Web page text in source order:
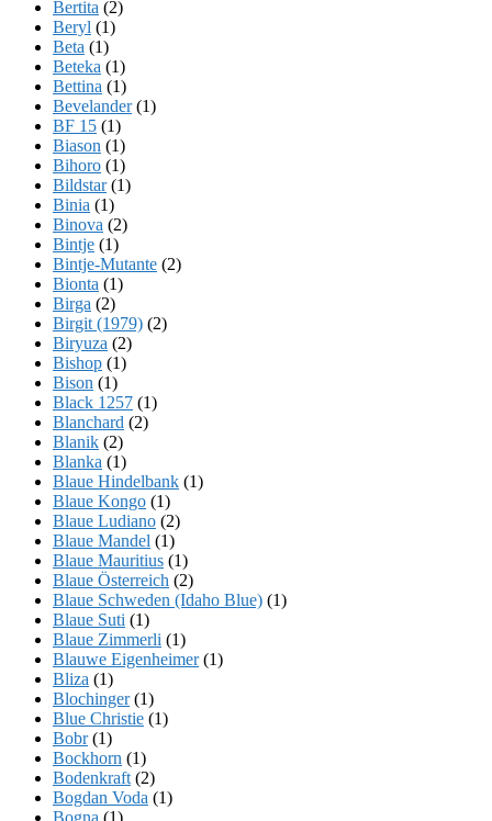
Bertita (2)
Beryl (1)
Beta (1)
Beteka (1)
Bettina (1)
Bevelander(1)
BF 15 (1)
Biason (1)
Bihoro (1)
Bildstar(1)
Binia (1)
Binova (2)
Bintje (1)
Bintje-Mutante (2)
Bionta (1)
Birga (2)
Birgit (1979) (2)
Biryuza (2)
Bishop (1)
Bison (1)
Black 1257 (1)
Blanchard (2)
Blanik (2)
Blanka (1)
Blaue Hindelbank (1)
Blaue Kongo (1)
Blaue Ludiano (2)
Blaue Mandel (1)
Blaue Mauritius (1)
Blaue Österreich (2)
Blaue Schweden (Idaho Blue) (1)
Blaue Suti (1)
Blaue Zimmerli (1)
Blauwe Eigenheimer(1)
Bliza (1)
Blochinger(1)
Blue Christie (1)
Bobr(1)
Bockhorn (1)
Bodenkraft (2)
Bogdan Voda (1)
Bogna (1)